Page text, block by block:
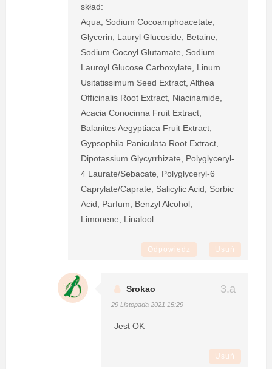
skład:
Aqua, Sodium Cocoamphoacetate,
Glycerin, Lauryl Glucoside, Betaine,
Sodium Cocoyl Glutamate, Sodium
Lauroyl Glucose Carboxylate, Linum
Usitatissimum Seed Extract, Althea
Officinalis Root Extract, Niacinamide,
Acacia Conocinna Fruit Extract,
Balanites Aegyptiaca Fruit Extract,
Gypsophila Paniculata Root Extract,
Dipotassium Glycyrrhizate, Polyglyceryl-
4 Laurate/Sebacate, Polyglyceryl-6
Caprylate/Caprate, Salicylic Acid, Sorbic
Acid, Parfum, Benzyl Alcohol,
Limonene, Linalool.
Odpowiedz Usuń
Srokao
29 Listopada 2021 15:29
Jest OK
Usuń